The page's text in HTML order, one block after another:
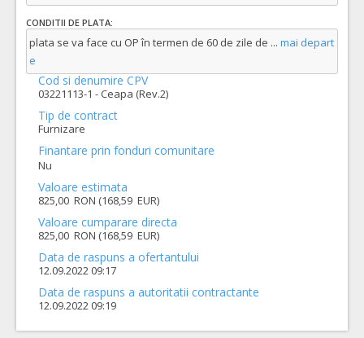
CONDITII DE PLATA:
plata se va face cu OP în termen de 60 de zile de ... mai depart
e
Cod si denumire CPV
03221113-1 - Ceapa (Rev.2)
Tip de contract
Furnizare
Finantare prin fonduri comunitare
Nu
Valoare estimata
825,00 RON (168,59 EUR)
Valoare cumparare directa
825,00 RON (168,59 EUR)
Data de raspuns a ofertantului
12.09.2022 09:17
Data de raspuns a autoritatii contractante
12.09.2022 09:19